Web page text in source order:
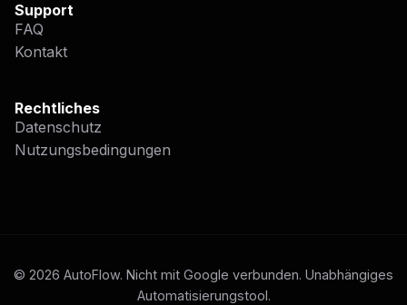
Support
FAQ
Kontakt
Rechtliches
Datenschutz
Nutzungsbedingungen
© 2026 AutoFlow. Nicht mit Google verbunden. Unabhängiges
Automatisierungstool.